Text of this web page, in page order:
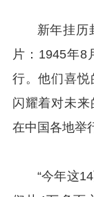
新年挂历
片：1945年8
行。他们喜悦
闪耀着对未
在中国各地举
“今年这